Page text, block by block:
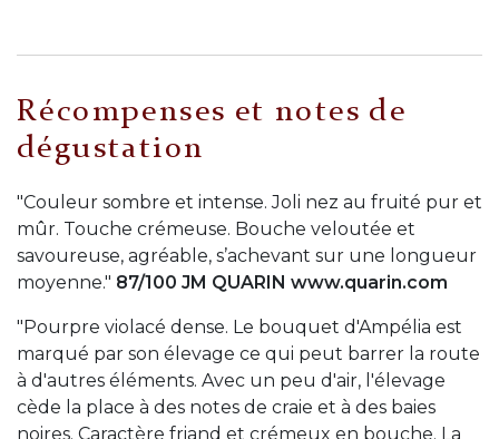
Récompenses et notes de
dégustation
"Couleur sombre et intense. Joli nez au fruité pur et
mûr. Touche crémeuse. Bouche veloutée et
savoureuse, agréable, s’achevant sur une longueur
moyenne." 87/100 JM QUARIN www.quarin.com
"Pourpre violacé dense. Le bouquet d'Ampélia est
marqué par son élevage ce qui peut barrer la route
à d'autres éléments. Avec un peu d'air, l'élevage
cède la place à des notes de craie et à des baies
noires. Caractère friand et crémeux en bouche. La